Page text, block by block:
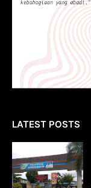
LATEST POSTS